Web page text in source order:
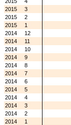
2015
3
2015
2
2015
1
2014
12
2014
11
2014
10
2014
9
2014
8
2014
7
2014
6
2014
5
2014
4
2014
3
2014
2
2014
1